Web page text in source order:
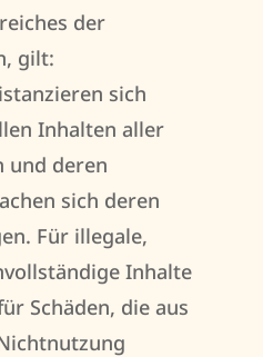
der
gilt:
sich
Inhalten aller
und deren
sich deren
Für illegale,
Inhalte
Schäden, die aus